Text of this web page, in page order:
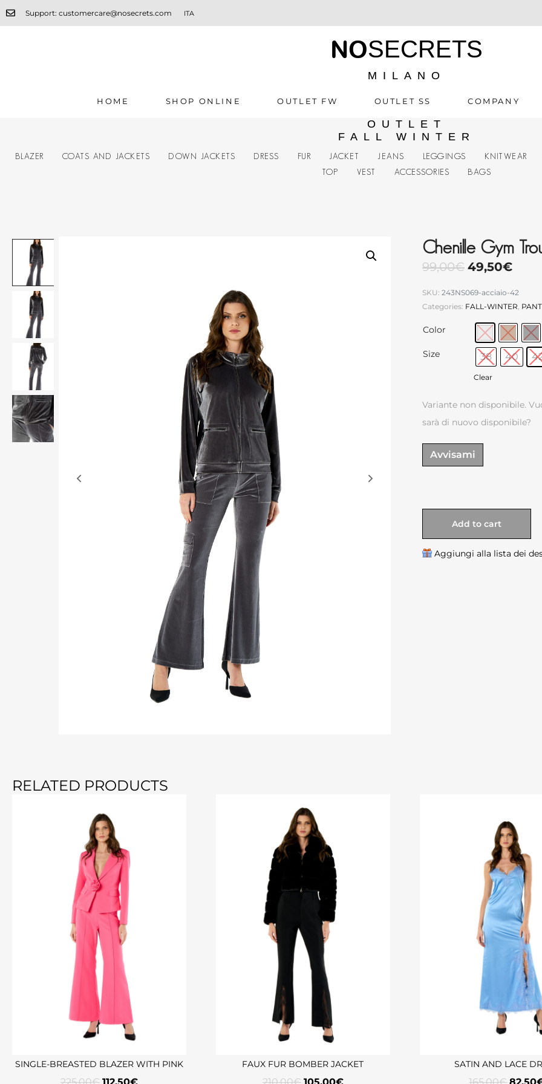
Support: customercare@nosecrets.com ITA
NOSECRETS
MILANO
HOME SHOP ONLINE OUTLET FW OUTLET SS COMPANY
OUTLET
FALL WINTER
BLAZER COATS AND JACKETS DOWN JACKETS DRESS FUR JACKET JEANS LEGGINGS KNITWEAR
TOP
VEST ACCESSORIES BAGS
Chenille Gym
99,00€ 49,50€
SKU: 243NS069-acciaio-42
Categories: FALL-WINTER,
Color
Size 38 40
Clear
Variante non disponibile.
sarà di nuovo disponibile?
Avvisami
Add to cart
Aggiungi alla lista dei
RELATED PRODUCTS
SINGLE-BREASTED BLAZER WITH PINK FAUX FUR BOMBER JACKET SATIN AND LACE